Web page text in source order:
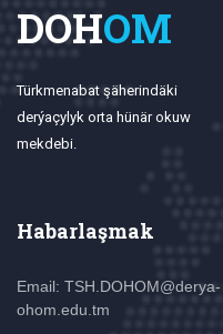
DOHOM
Türkmenabat şäherindäki
derýaçylyk orta hünär okuw
mekdebi.
Habarlaşmak
Email: TSH.DOHOM@derya-
ohom.edu.tm